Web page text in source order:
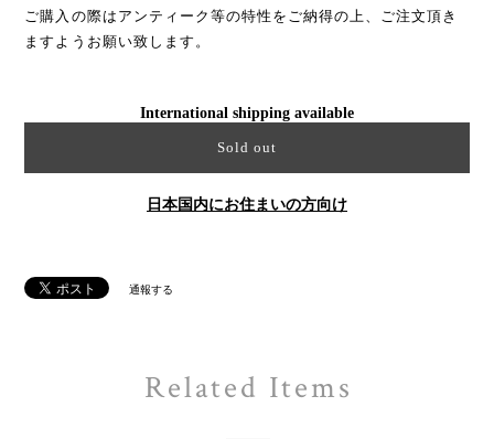
ご購入の際はアンティーク等の特性をご納得の上、ご注文頂き
ますようお願い致します。
International shipping available
Sold out
日本国内にお住まいの方向け
通報する
Related Items